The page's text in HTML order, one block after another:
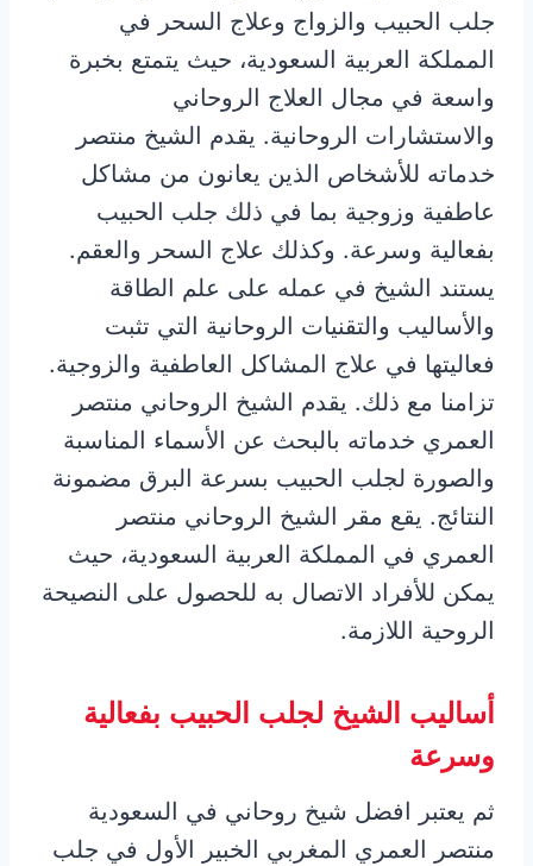
جلب الحبيب والزواج وعلاج السحر في
المملكة العربية السعودية، حيث يتمتع بخبرة
واسعة في مجال العلاج الروحاني
والاستشارات الروحانية. يقدم الشيخ منتصر
خدماته للأشخاص الذين يعانون من مشاكل
عاطفية وزوجية بما في ذلك جلب الحبيب
بفعالية وسرعة. وكذلك علاج السحر والعقم.
يستند الشيخ في عمله على علم الطاقة
والأساليب والتقنيات الروحانية التي تثبت
فعاليتها في علاج المشاكل العاطفية والزوجية.
تزامنا مع ذلك. يقدم الشيخ الروحاني منتصر
العمري خدماته بالبحث عن الأسماء المناسبة
والصورة لجلب الحبيب بسرعة البرق مضمونة
النتائج. يقع مقر الشيخ الروحاني منتصر
العمري في المملكة العربية السعودية، حيث
يمكن للأفراد الاتصال به للحصول على النصيحة
الروحية اللازمة.
أساليب الشيخ لجلب الحبيب بفعالية
وسرعة
ثم يعتبر افضل شيخ روحاني في السعودية
منتصر العمري المغربي الخبير الأول في جلب